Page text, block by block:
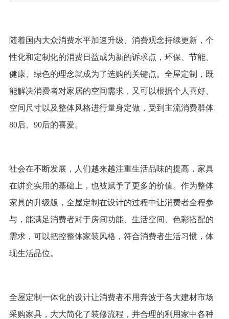
随着国内大众消费水平加速升级、消费观念持续更新，个
性化和定制化的消费日益成为新的诉求点，环保、节能、
健康、绿色的理念就成为了选购的关键点。全屋定制，既
能解决消费者对家居的空间需求，又可以根据个人喜好、
空间尺寸以及整体风格进行量身定做，受到主流消费群体
80后、90后的喜爱。
社会在不断发展，人们越来越注重生活品味的提高，家具
在讲究实用的基础上，也被赋予了更多的价值。作为整体
家具的升级版，全屋定制在设计的过程中让消费者全程参
与，能满足消费者对于房间功能、生活空间、色彩搭配的
需求，可以把控整体家装风格，符合消费者生活习惯，体
现生活品位。
全屋定制一体化的设计让消费者不用奔波于各大建材市场
采购家具，大大简化了装修流程，并合理的利用家中各种